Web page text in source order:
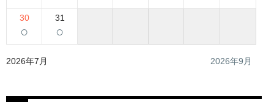
30
○
31
○
2026年7月 2026年9月